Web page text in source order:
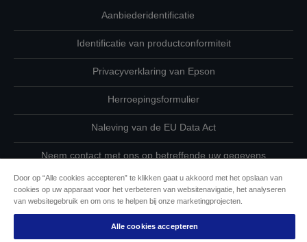
Aanbiederidentificatie
Identificatie van productconformiteit
Privacyverklaring van Epson
Herroepingsformulier
Naleving van de EU Data Act
Neem contact met ons op betreffende uw gegevens
Cookie-informatie
Door op “Alle cookies accepteren” te klikken gaat u akkoord met het opslaan van
cookies op uw apparaat voor het verbeteren van websitenavigatie, het analyseren
van websitegebruik en om ons te helpen bij onze marketingprojecten.
Alle cookies accepteren